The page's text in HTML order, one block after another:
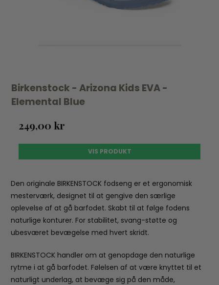
Birkenstock - Arizona Kids EVA -
Elemental Blue
249,00 kr
VIS PRODUKT
Den originale BIRKENSTOCK fodseng er et ergonomisk
mesterværk, designet til at gengive den særlige
oplevelse af at gå barfodet. Skabt til at følge fodens
naturlige konturer. For stabilitet, svang-støtte og
ubesværet bevægelse med hvert skridt.
BIRKENSTOCK handler om at genopdage den naturlige
rytme i at gå barfodet. Følelsen af at være knyttet til et
naturligt underlag, at bevæge sig på den måde,